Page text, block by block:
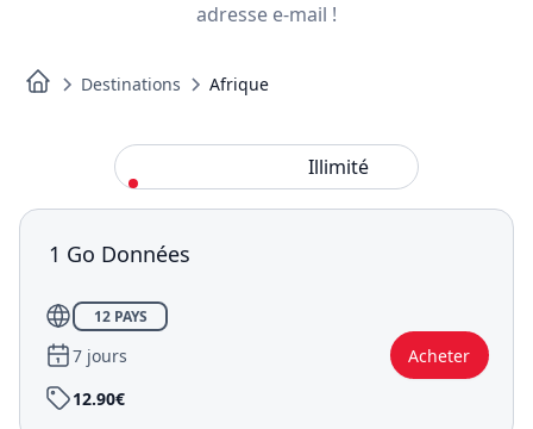
adresse e-mail !
Destinations Afrique
Illimité
1 Go Données
12 PAYS
7 jours
Acheter
12.90€